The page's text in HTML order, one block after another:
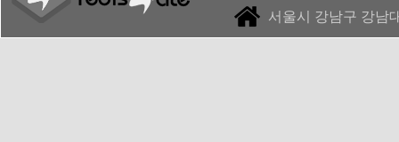
서울시 강남구 강남